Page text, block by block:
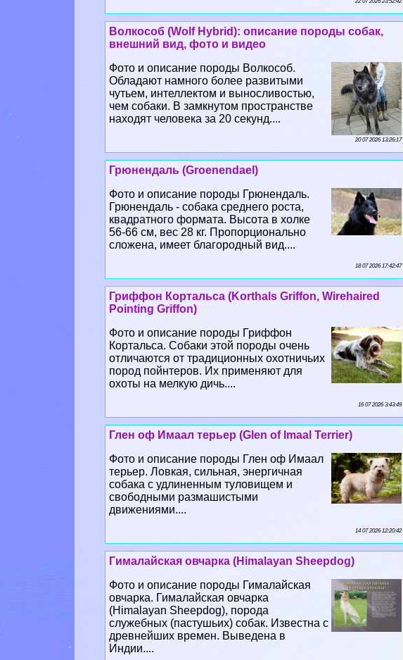
22 07 2026 23:52:42
Волкособ (Wolf Hybrid): описание породы собак,
внешний вид, фото и видео
Фото и описание породы Волкособ.
Обладают намного более развитыми
чутьем, интеллектом и выносливостью,
чем собаки. В замкнутом прострaнcтве
находят человека за 20 секунд....
20 07 2026 13:26:17
Грюнендаль (Groenendael)
Фото и описание породы Грюнендаль.
Грюнендаль - собака среднего роста,
квадратного формата. Высота в холке
56-66 см, вес 28 кг. Пропорционально
сложена, имеет благородный вид....
18 07 2026 17:42:47
Гриффон Кортальса (Korthals Griffon, Wirehaired
Pointing Griffon)
Фото и описание породы Гриффон
Кортальса. Собаки этой породы очень
отличаются от традиционных охотничьих
пород пойнтеров. Их применяют для
охоты на мелкую дичь....
16 07 2026 3:43:49
Глен оф Имаал терьер (Glen of Imaal Terrier)
Фото и описание породы Глен оф Имаал
терьер. Ловкая, сильная, энергичная
собака с удлиненным туловищем и
свободными размашистыми
движениями....
14 07 2026 12:20:42
Гималайская овчарка (Himalayan Sheepdog)
Фото и описание породы Гималайская
овчарка. Гималайская овчарка
(Himalayan Sheepdog), порода
служебных (пастушьих) собак. Известна с
древнейших времен. Выведена в
Индии....